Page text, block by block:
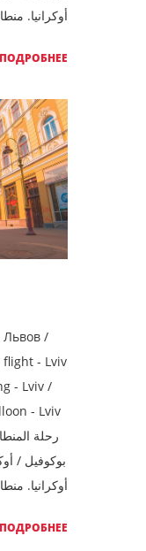
أوكرانيا.
ПОДРОБНЕЕ
/
flight - Lviv
- Lviv /
- Lviv
بوكوفيل /
أوكرانيا.
ПОДРОБНЕЕ